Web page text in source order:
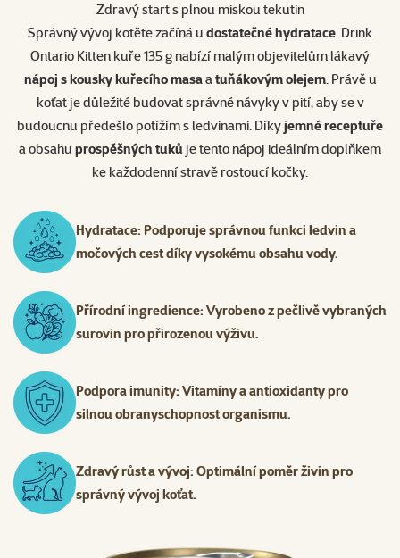
Zdravý start s plnou miskou tekutin
Správný vývoj kotěte začíná u dostatečné hydratace. Drink
Ontario Kitten kuře 135 g nabízí malým objevitelům lákavý
nápoj s kousky kuřecího masaatuňákovým olejem. Právě u
koťat je důležité budovat správné návyky v pití, aby se v
budoucnu předešlo potížím s ledvinami. Díkyjemné receptuře
a obsahu prospěšných tukůje tento nápoj ideálním doplňkem
ke každodenní stravě rostoucí kočky.
Hydratace: Podporuje správnou funkci ledvin a
močových cest díky vysokému obsahu vody.
Přírodní ingredience: Vyrobeno z pečlivě vybraných
surovin pro přirozenou výživu.
Podpora imunity: Vitamíny a antioxidanty pro
silnou obranyschopnost organismu.
Zdravý růst a vývoj: Optimální poměr živin pro
správný vývoj koťat.